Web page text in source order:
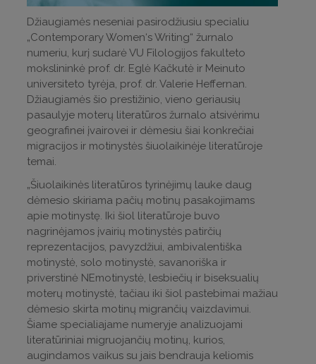
Džiaugiamės neseniai pasirodžiusiu specialiu
„Contemporary Women‘s Writing“ žurnalo
numeriu, kurį sudarė VU Filologijos fakulteto
mokslininkė prof. dr. Eglė Kačkutė ir Meinuto
universiteto tyrėja, prof. dr. Valerie Heffernan.
Džiaugiamės šio prestižinio, vieno geriausių
pasaulyje moterų literatūros žurnalo atsivėrimu
geografinei įvairovei ir dėmesiu šiai konkrečiai
migracijos ir motinystės šiuolaikinėje literatūroje
temai.
„Šiuolaikinės literatūros tyrinėjimų lauke daug
dėmesio skiriama pačių motinų pasakojimams
apie motinystę. Iki šiol literatūroje buvo
nagrinėjamos įvairių motinystės patirčių
reprezentacijos, pavyzdžiui, ambivalentiška
motinystė, solo motinystė, savanoriška ir
priverstinė NEmotinystė, lesbiečių ir biseksualių
moterų motinystė, tačiau iki šiol pastebimai mažiau
dėmesio skirta motinų migrančių vaizdavimui.
Šiame specialiajame numeryje analizuojami
literatūriniai migruojančių motinų, kurios,
augindamos vaikus su jais bendrauja keliomis